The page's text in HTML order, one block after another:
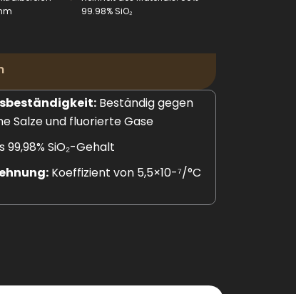
99.98% SiO₂
Beständig gegen
Salze und fluorierte Gase
99,98% SiO₂-Gehalt
Koeffizient von 5,5×10-⁷/°C